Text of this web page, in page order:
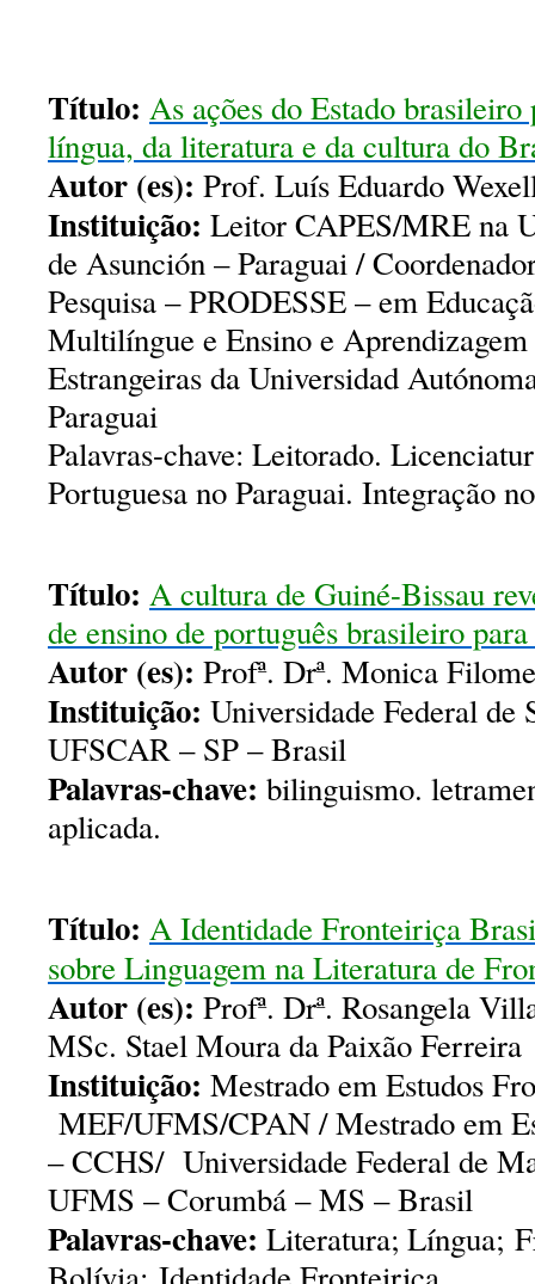
Título: As ações do Estado
língua, da literatura e da cultura do
Autor (es): Prof. Luís Eduardo
Instituição: Leitor CAPES/MRE na
de Asunción – Paraguai /
Pesquisa – PRODESSE – em
Multilíngue e Ensino e
Estrangeiras da Universidad
Paraguai
Palavras-chave: Leitorado.
Portuguesa no Paraguai. Integração
Título: Acultura de Guiné-Bissau
de ensino de português brasileiro
Autor (es): Profª. Drª. Monica
Instituição: Universidade Federal de
UFSCAR – SP – Brasil
Palavras-chave: bilinguismo.
aplicada.
Título: A Identidade Fronteiriça
sobre Linguagem na Literatura de
Autor (es): Profª. Drª. Rosangela
MSc. Stael Moura da Paixão Ferreira
Instituição: Mestrado em Estudos
MEF/UFMS/CPAN / Mestrado em
– CCHS/ Universidade Federal de
UFMS – Corumbá – MS – Brasil
Palavras-chave: Literatura; Língua;